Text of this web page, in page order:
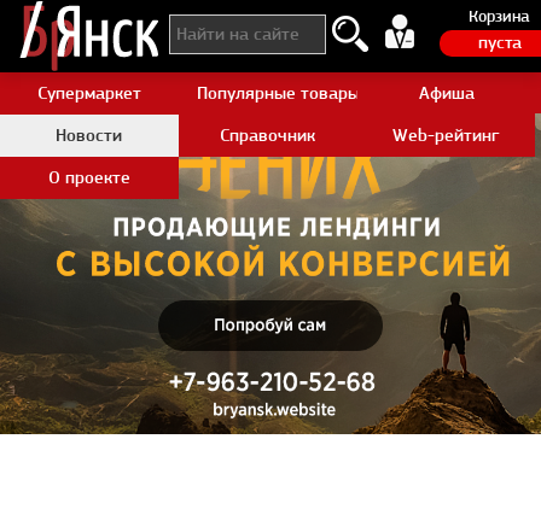
Корзина
пуста
Супермаркет Популярные товары AliexpressАфиша
Новости
Справочник
Web-рейтинг
О проекте